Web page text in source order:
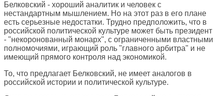
Белковский - хороший аналитик и человек с
нестандартным мышлением. Но на этот раз в его плане
есть серьезные недостатки. Трудно предположить, что в
российской политической культуре может быть президент
- "некоронованный монарх", с ограниченными властными
полномочиями, играющий роль "главного арбитра" и не
имеющий прямого контроля над экономикой.
То, что предлагает Белковский, не имеет аналогов в
российской истории и политической культуре.